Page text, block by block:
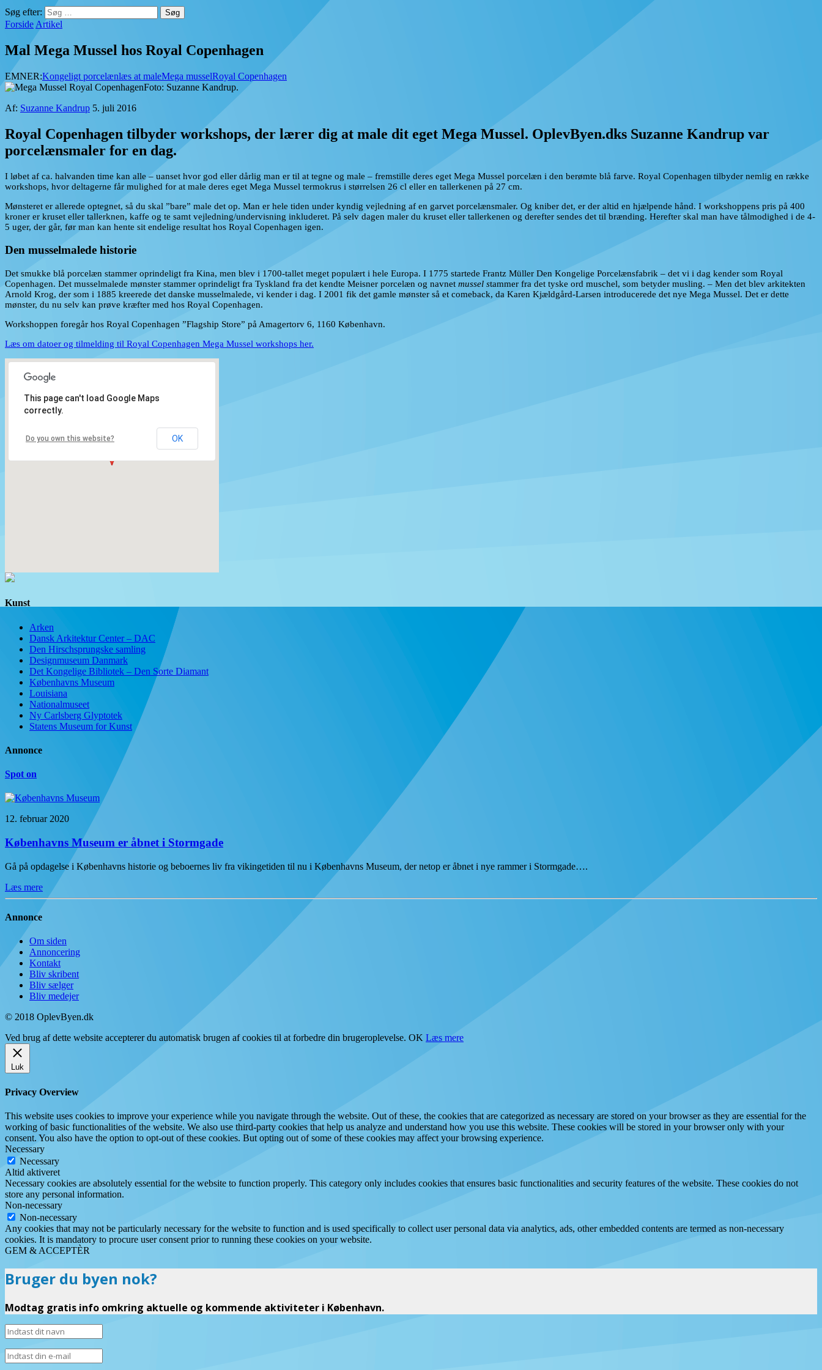
Søg efter:
Forside Artikel
Mal Mega Mussel hos Royal Copenhagen
EMNER:Kongeligt porcelænlæs at maleMega musselRoyal Copenhagen
Foto: Suzanne Kandrup.
Af: Suzanne Kandrup 5. juli 2016
Royal Copenhagen tilbyder workshops, der lærer dig at male dit eget Mega Mussel. OplevByen.dks Suzanne Kandrup var
porcelænsmaler for en dag.
I løbet af ca. halvanden time kan alle – uanset hvor god eller dårlig man er til at tegne og male – fremstille deres eget Mega Mussel porcelæn i den berømte blå farve. Royal Copenhagen tilbyder nemlig en række
workshops, hvor deltagerne får mulighed for at male deres eget Mega Mussel termokrus i størrelsen 26 cl eller en tallerkenen på 27 cm.
Mønsteret er allerede optegnet, så du skal ”bare” male det op. Man er hele tiden under kyndig vejledning af en garvet porcelænsmaler. Og kniber det, er der altid en hjælpende hånd. I workshoppens pris på 400
kroner er kruset eller tallerknen, kaffe og te samt vejledning/undervisning inkluderet. På selv dagen maler du kruset eller tallerkenen og derefter sendes det til brænding. Herefter skal man have tålmodighed i de 4-
5 uger, der går, før man kan hente sit endelige resultat hos Royal Copenhagen igen.
Den musselmalede historie
Det smukke blå porcelæn stammer oprindeligt fra Kina, men blev i 1700-tallet meget populært i hele Europa. I 1775 startede Frantz Müller Den Kongelige Porcelænsfabrik – det vi i dag kender som Royal
Copenhagen. Det musselmalede mønster stammer oprindeligt fra Tyskland fra det kendte Meisner porcelæn og navnet mussel stammer fra det tyske ord muschel, som betyder musling. – Men det blev arkitekten
Arnold Krog, der som i 1885 kreerede det danske musselmalede, vi kender i dag. I 2001 fik det gamle mønster så et comeback, da Karen Kjældgård-Larsen introducerede det nye Mega Mussel. Det er dette
mønster, du nu selv kan prøve kræfter med hos Royal Copenhagen.
Workshoppen foregår hos Royal Copenhagen ”Flagship Store” på Amagertorv 6, 1160 København.
Læs om datoer og tilmelding til Royal Copenhagen Mega Mussel workshops her.
This page can't load Google Maps
correctly.
Do you own this website? OK
Kunst
Arken
Dansk Arkitektur Center – DAC
Den Hirschsprungske samling
Designmuseum Danmark
Det Kongelige Bibliotek – Den Sorte Diamant
Københavns Museum
Louisiana
Nationalmuseet
Ny Carlsberg Glyptotek
Statens Museum for Kunst
Annonce
Spot on
12. februar 2020
Københavns Museum er åbnet i Stormgade
Gå på opdagelse i Københavns historie og beboernes liv fra vikingetiden til nu i Københavns Museum, der netop er åbnet i nye rammer i Stormgade….
Læs mere
Annonce
Om siden
Annoncering
Kontakt
Bliv skribent
Bliv sælger
Bliv medejer
© 2018 OplevByen.dk
Ved brug af dette website accepterer du automatisk brugen af cookies til at forbedre din brugeroplevelse. OK Læs mere
Luk
Privacy Overview
This website uses cookies to improve your experience while you navigate through the website. Out of these, the cookies that are categorized as necessary are stored on your browser as they are essential for the
working of basic functionalities of the website. We also use third-party cookies that help us analyze and understand how you use this website. These cookies will be stored in your browser only with your
consent. You also have the option to opt-out of these cookies. But opting out of some of these cookies may affect your browsing experience.
Necessary
Necessary
Altid aktiveret
Necessary cookies are absolutely essential for the website to function properly. This category only includes cookies that ensures basic functionalities and security features of the website. These cookies do not
store any personal information.
Non-necessary
Non-necessary
Any cookies that may not be particularly necessary for the website to function and is used specifically to collect user personal data via analytics, ads, other embedded contents are termed as non-necessary
cookies. It is mandatory to procure user consent prior to running these cookies on your website.
GEM & ACCEPTÈR
Bruger du byen nok?
Modtag gratis info omkring aktuelle og kommende aktiviteter i København.